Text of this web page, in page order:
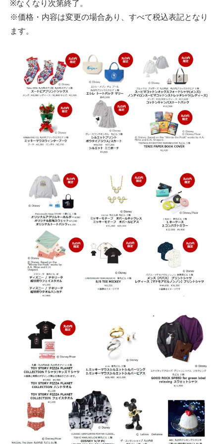
※なくなり次第終了。
※価格・内容は変更の場合あり、すべて税込表記となり
ます。